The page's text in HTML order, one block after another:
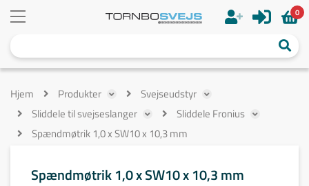
0
Hjem Produkter
Svejseudstyr
Sliddele til svejseslanger
Sliddele Fronius
Spændmøtrik 1,0 x SW10 x 10,3 mm
Spændmøtrik 1,0 x SW10 x 10,3 mm